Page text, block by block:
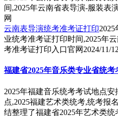
云南表导演统考准考证打印
业统考准考证打印时间,2025年
考准考证打印入口官网 2024/11/12
福建省2025年音乐类专业省统考
2025年福建音乐统考考试地点
点,2025福建艺术类统考,统考报
结整理了福建省2025年艺术类